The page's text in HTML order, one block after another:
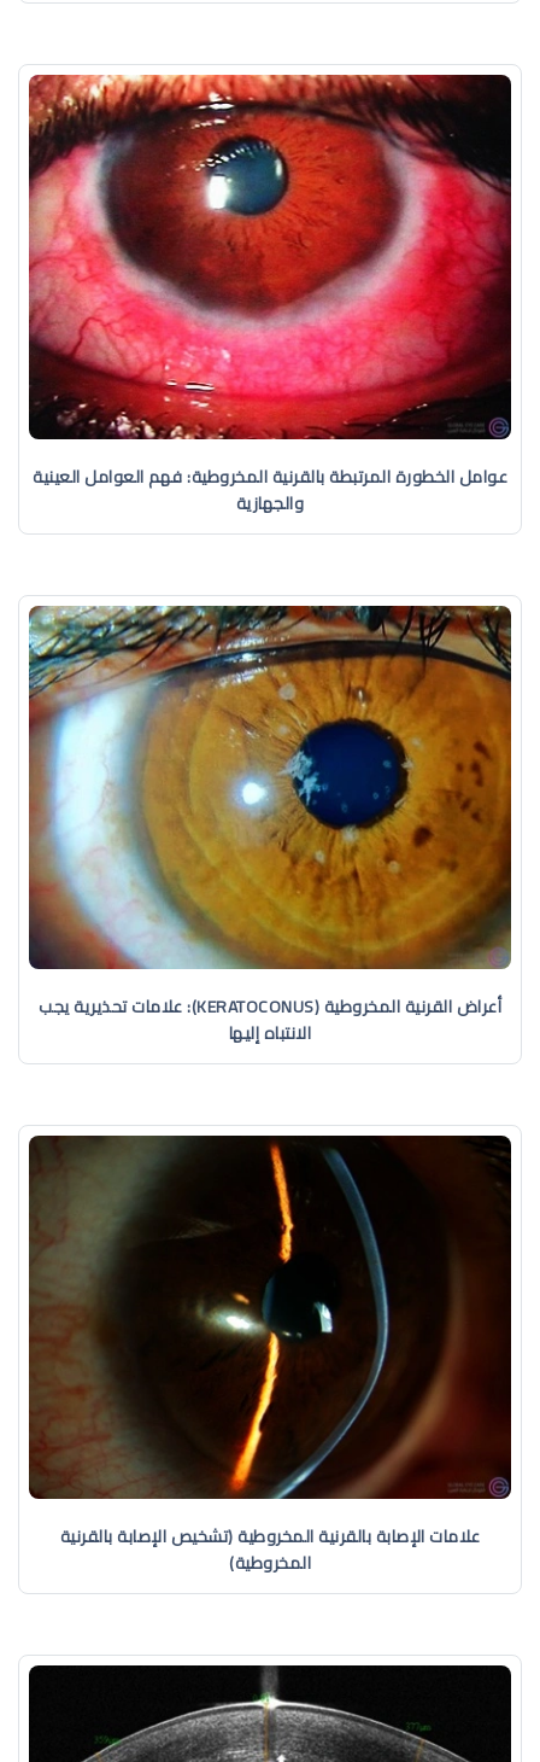
عوامل الخطورة المرتبطة بالقرنية المخروطية: فهم العوامل العينية
والجهازية
أعراض القرنية المخروطية (KERATOCONUS): علامات تحذيرية يجب
الانتباه إليها
علامات الإصابة بالقرنية المخروطية (تشخيص الإصابة بالقرنية
المخروطية)